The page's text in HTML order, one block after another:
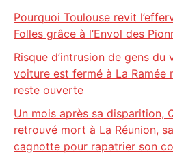
Pourquoi Toulouse revit
Folles grâce à l’Envol des
Risque d’intrusion de gens du
voiture est fermé à La Ramée
reste ouverte
Un mois après sa disparition,
retrouvé mort à La Réunion,
cagnotte pour rapatrier son